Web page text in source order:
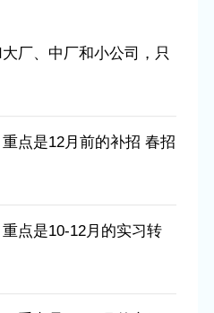
厂、中厂和小公司，只
点是12月前的补招 春招
点是10-12月的实习转